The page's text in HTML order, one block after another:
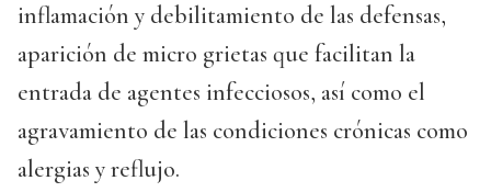
inflamación y debilitamiento de las defensas,
aparición de micro grietas que facilitan la
entrada de agentes infecciosos, así como el
agravamiento de las condiciones crónicas como
alergias y reflujo.